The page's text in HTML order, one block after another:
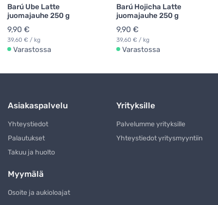
Barú Ube Latte
juomajauhe 250 g
9,90 €
39,60 € / kg
Varastossa
Barú Hojicha Latte
juomajauhe 250 g
9,90 €
39,60 € / kg
Varastossa
Asiakaspalvelu
Yhteystiedot
Palautukset
Takuu ja huolto
Yrityksille
Palvelumme yrityksille
Yhteystiedot yritysmyyntiin
Myymälä
Osoite ja aukioloajat